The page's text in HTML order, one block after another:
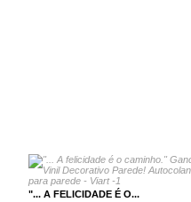
"... A FELICIDADE É O...